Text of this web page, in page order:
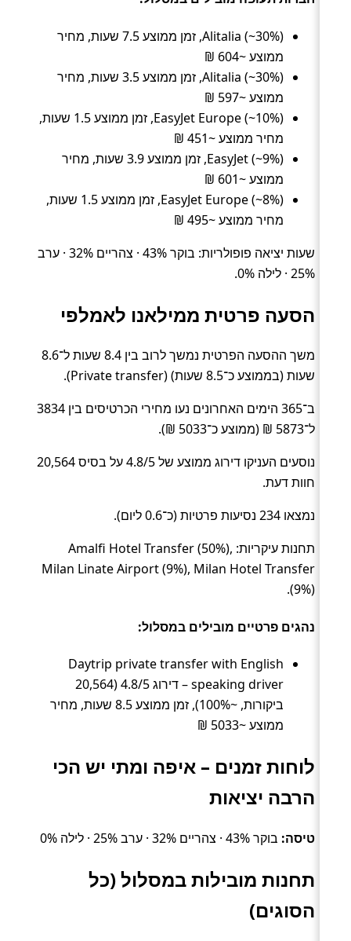
Alitalia (~30%), זמן ממוצע 7.5 שעות, מחיר
ממוצע ~604 ₪
Alitalia (~30%), זמן ממוצע 3.5 שעות, מחיר
ממוצע ~597 ₪
EasyJet Europe (~10%), זמן ממוצע 1.5 שעות,
מחיר ממוצע ~451 ₪
EasyJet (~9%), זמן ממוצע 3.9 שעות, מחיר
ממוצע ~601 ₪
EasyJet Europe (~8%), זמן ממוצע 1.5 שעות,
מחיר ממוצע ~495 ₪
שעות יציאה פופולריות: בוקר 43% · צהריים 32% · ערב
25% · לילה 0%.
הסעה פרטית ממילאנו לאמלפי
משך ההסעה הפרטית נמשך לרוב בין 8.4 שעות ל־8.6
שעות (בממוצע כ־8.5 שעות) (Private transfer).
ב־365 הימים האחרונים נעו מחירי הכרטיסים בין 3834
ל־5873 ₪ (ממוצע כ־5033 ₪).
נוסעים העניקו דירוג ממוצע של 4.8/5 על בסיס 20,564
חוות דעת.
נמצאו 234 נסיעות פרטיות (כ־0.6 ליום).
תחנות עיקריות: Amalfi Hotel Transfer (50%),
Milan Linate Airport (9%), Milan Hotel Transfer
(9%).
נהגים פרטיים מובילים במסלול:
Daytrip private transfer with English
speaking driver – דירוג 4.8/5 (20,564
ביקורות, ~100%), זמן ממוצע 8.5 שעות, מחיר
ממוצע ~5033 ₪
לוחות זמנים – איפה ומתי יש הכי
הרבה יציאות
טיסה: בוקר 43% · צהריים 32% · ערב 25% · לילה 0%
תחנות מובילות במסלול (כל
הסוגים)